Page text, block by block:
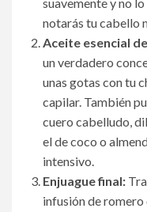
suavemente y no
notarás tu cabello
Aceite esencial
un verdadero
unas gotas con tu
capilar. También
cuero cabelludo,
el de coco o
intensivo.
Enjuague final:
infusión de romero